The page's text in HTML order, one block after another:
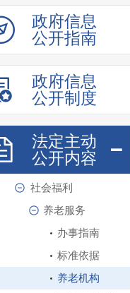
政府信息
公开指南
政府信息
公开制度
法定主动
公开内容
重大建设项目
公共资源配置
社会公益事业
教育体育
医疗健康
人事人才
社会救助
社会福利
养老服务
办事指南
标准依据
养老机构